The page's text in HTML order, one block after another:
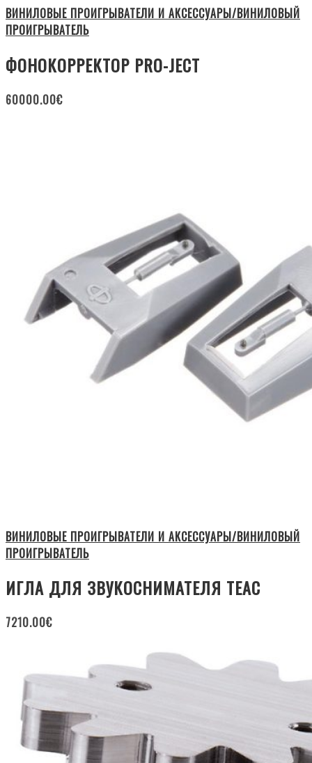
ВИНИЛОВЫЕ ПРОИГРЫВАТЕЛИ И АКСЕССУАРЫ/ВИНИЛОВЫЙ
ПРОИГРЫВАТЕЛЬ
ФОНОКОРРЕКТОР PRO-JECT
60000.00€
ВИНИЛОВЫЕ ПРОИГРЫВАТЕЛИ И АКСЕССУАРЫ/ВИНИЛОВЫЙ
ПРОИГРЫВАТЕЛЬ
ИГЛА ДЛЯ ЗВУКОСНИМАТЕЛЯ TEAC
7210.00€